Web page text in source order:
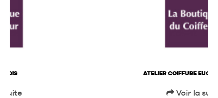
ATELIER COIFFURE EUGÈNE PERMA
Voir la suite